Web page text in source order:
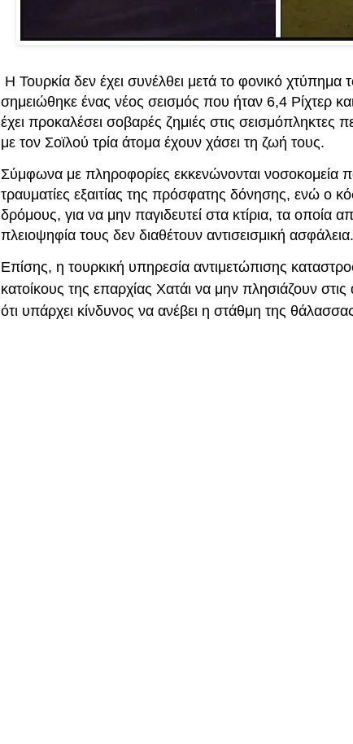
Η Τουρκία δεν έχει συνέλθει μετά το φονικό χτύπημα
σημειώθηκε ένας νέος σεισμός που ήταν 6,4 Ρίχτερ
έχει προκαλέσει σοβαρές ζημιές στις σεισμόπληκτες
με τον Σοϊλού τρία άτομα έχουν χάσει τη ζωή τους.
Σύμφωνα με πληροφορίες εκκενώνονται νοσοκομεία
τραυματίες εξαιτίας της πρόσφατης δόνησης, ενώ ο
δρόμους, για να μην παγιδευτεί στα κτίρια, τα οποία
πλειοψηφία τους δεν διαθέτουν αντισεισμική ασφάλεια.
Επίσης, η τουρκική υπηρεσία αντιμετώπισης
κατοίκους της επαρχίας Χατάι να μην πλησιάζουν
ότι υπάρχει κίνδυνος να ανέβει η στάθμη της